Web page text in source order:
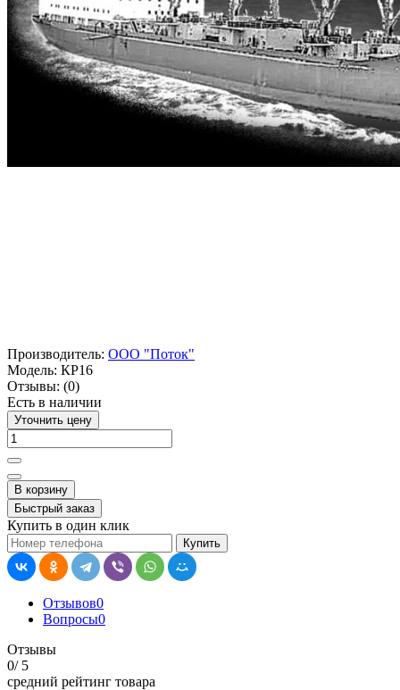
Производитель: ООО "Поток"
Модель: КР16
Отзывы: (0)
Есть в наличии
Уточнить цену
В корзину
Быстрый заказ
Купить в один клик
Купить
Отзывов0
Вопросы0
Отзывы
0/ 5
средний рейтинг товара